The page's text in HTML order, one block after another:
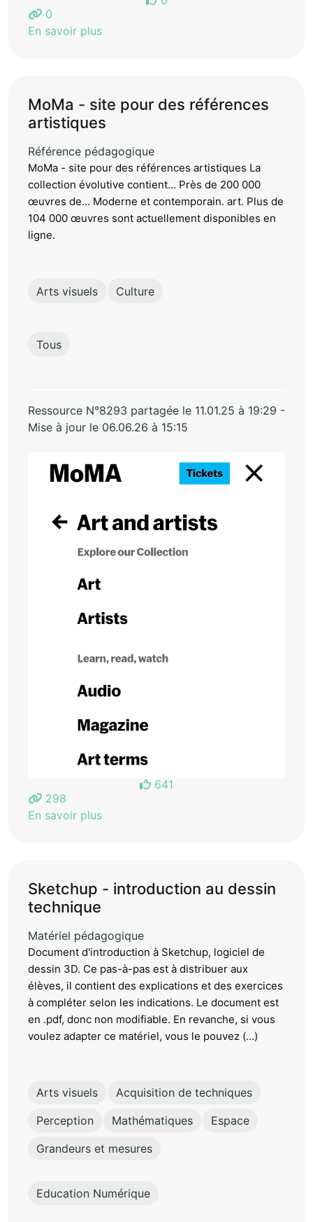
0
En savoir plus
MoMa - site pour des références
artistiques
Référence pédagogique
MoMa - site pour des références artistiques La
collection évolutive contient... Près de 200 000
œuvres de... Moderne et contemporain. art. Plus de
104 000 œuvres sont actuellement disponibles en
ligne.
Arts visuels Culture
Tous
Ressource N°8293 partagée le 11.01.25 à 19:29 -
Mise à jour le 06.06.26 à 15:15
641
298
En savoir plus
Sketchup - introduction au dessin
technique
Matériel pédagogique
Document d'introduction à Sketchup, logiciel de
dessin 3D. Ce pas-à-pas est à distribuer aux
élèves, il contient des explications et des exercices
à compléter selon les indications. Le document est
en .pdf, donc non modifiable. En revanche, si vous
voulez adapter ce matériel, vous le pouvez (...)
Arts visuels
Acquisition de techniques
Perception
Mathématiques
Espace
Grandeurs et mesures
Education Numérique